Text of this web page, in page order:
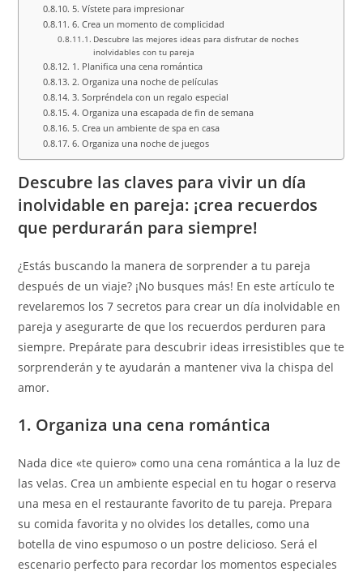
5. Vístete para impresionar
6. Crea un momento de complicidad
Descubre las mejores ideas para disfrutar de noches
inolvidables con tu pareja
1. Planifica una cena romántica
2. Organiza una noche de películas
3. Sorpréndela con un regalo especial
4. Organiza una escapada de fin de semana
5. Crea un ambiente de spa en casa
6. Organiza una noche de juegos
Descubre las claves para vivir un día
inolvidable en pareja: ¡crea recuerdos
que perdurarán para siempre!
¿Estás buscando la manera de sorprender a tu pareja
después de un viaje? ¡No busques más! En este artículo te
revelaremos los 7 secretos para crear un día inolvidable en
pareja y asegurarte de que los recuerdos perduren para
siempre. Prepárate para descubrir ideas irresistibles que te
sorprenderán y te ayudarán a mantener viva la chispa del
amor.
1. Organiza una cena romántica
Nada dice «te quiero» como una cena romántica a la luz de
las velas. Crea un ambiente especial en tu hogar o reserva
una mesa en el restaurante favorito de tu pareja. Prepara
su comida favorita y no olvides los detalles, como una
botella de vino espumoso o un postre delicioso. Será el
escenario perfecto para recordar los momentos especiales